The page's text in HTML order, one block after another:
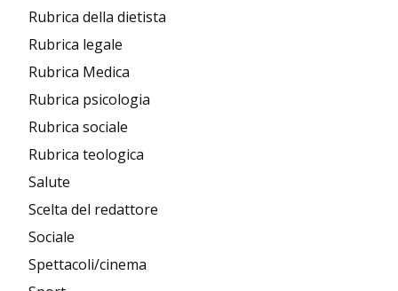
Rubrica della dietista
Rubrica legale
Rubrica Medica
Rubrica psicologia
Rubrica sociale
Rubrica teologica
Salute
Scelta del redattore
Sociale
Spettacoli/cinema